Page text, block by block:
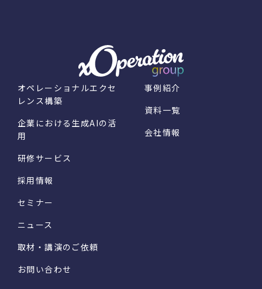
オペレーショナルエクセ
レンス構築
企業における生成AIの活
用
研修サービス
事例紹介
資料一覧
会社情報
採用情報
セミナー
ニュース
取材・講演のご依頼
お問い合わせ